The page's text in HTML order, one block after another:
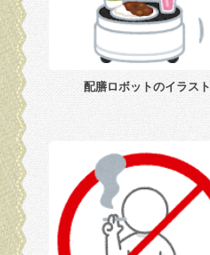
配膳ロボットのイラスト